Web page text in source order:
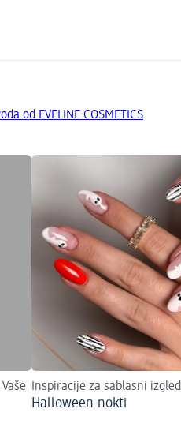
od EVELINE COSMETICS
Inspiracije za sablasni izgled
Halloween nokti